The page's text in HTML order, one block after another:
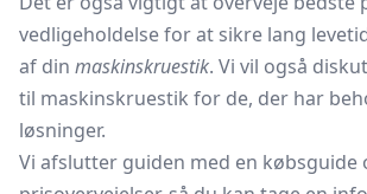
vedligeholdelse for at sikre lang
af din maskinskruestik. Vi vil også
til maskinskruestik for de, der har
løsninger.
Vi afslutter guiden med en købsguide